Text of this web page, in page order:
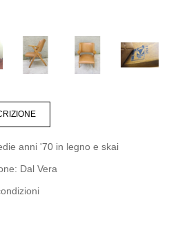
anni '70 in legno e skai
Dal Vera